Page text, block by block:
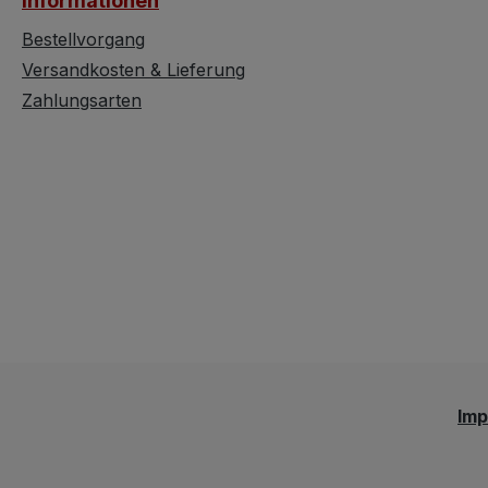
été peint à la main en
céramique.
Bestellvorgang
Versandkosten & Lieferung
Zahlungsarten